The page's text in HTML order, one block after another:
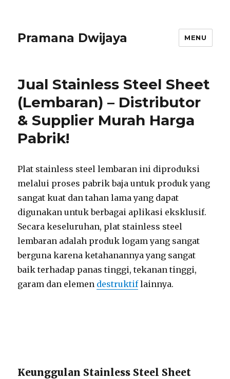
Pramana Dwijaya MENU
Jual Stainless Steel Sheet
(Lembaran) – Distributor
& Supplier Murah Harga
Pabrik!
Plat stainless steel lembaran ini diproduksi
melalui proses pabrik baja untuk produk yang
sangat kuat dan tahan lama yang dapat
digunakan untuk berbagai aplikasi eksklusif.
Secara keseluruhan, plat stainless steel
lembaran adalah produk logam yang sangat
berguna karena ketahanannya yang sangat
baik terhadap panas tinggi, tekanan tinggi,
garam dan elemen destruktiflainnya.
Keunggulan Stainless Steel Sheet